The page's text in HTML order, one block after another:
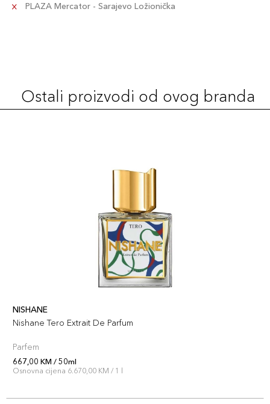
PLAZA Mercator - Sarajevo Ložionička
Ostali proizvodi od ovog branda
NISHANE
Nishane Tero Extrait De Parfum
Parfem
667,00 KM / 50ml
Osnovna cijena 6.670,00 KM / 1 l